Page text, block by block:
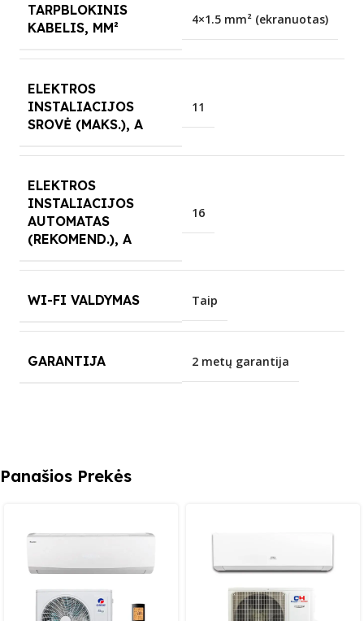
TARPBLOKINIS
KABELIS, MM²
4×1.5 mm² (ekranuotas)
ELEKTROS
INSTALIACIJOS
SROVĖ (MAKS.), A
11
ELEKTROS
INSTALIACIJOS
AUTOMATAS
(REKOMEND.), A
16
WI-FI VALDYMAS Taip
GARANTIJA 2 metų garantija
Panašios Prekės